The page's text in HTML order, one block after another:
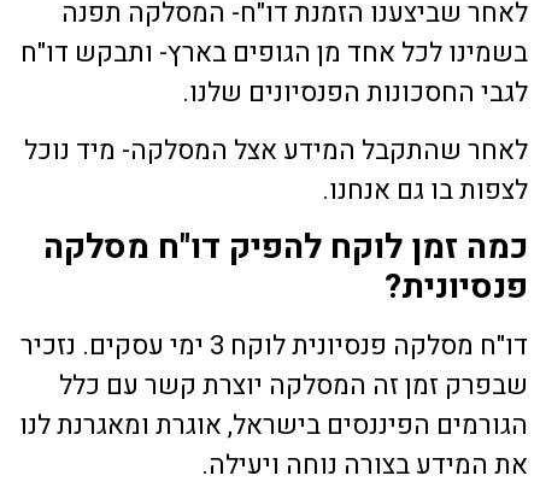
לאחר שביצענו הזמנת דו"ח- המסלקה תפנה
בשמינו לכל אחד מן הגופים בארץ- ותבקש דו"ח
לגבי החסכונות הפנסיונים שלנו.
לאחר שהתקבל המידע אצל המסלקה- מיד נוכל
לצפות בו גם אנחנו.
כמה זמן לוקח להפיק דו"ח מסלקה
פנסיונית?
דו"ח מסלקה פנסיונית לוקח 3 ימי עסקים. נזכיר
שבפרק זמן זה המסלקה יוצרת קשר עם כלל
הגורמים הפיננסים בישראל, אוגרת ומאגרנת לנו
את המידע בצורה נוחה ויעילה.